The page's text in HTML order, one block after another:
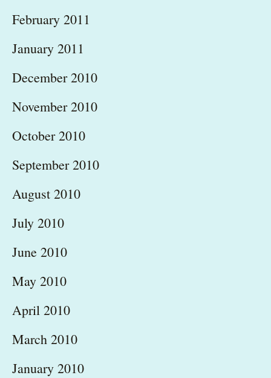
February 2011
January 2011
December 2010
November 2010
October 2010
September 2010
August 2010
July 2010
June 2010
May 2010
April 2010
March 2010
January 2010